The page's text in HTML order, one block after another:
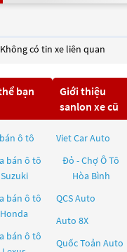
Không có tin xe liên quan
bạn
ô tô
bán ô tô
Suzuki
bán ô tô
Honda
bán ô tô
Giới thiệu
sanlon xe cũ
Viet Car Auto
Đỏ - Chợ Ô Tô
Hòa Bình
QCS Auto
Auto 8X
Quốc Toản Auto